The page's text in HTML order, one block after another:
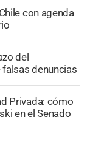
con agenda
del
denuncias
Privada: cómo
en el Senado